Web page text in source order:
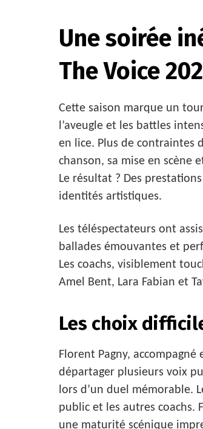
Une soirée
The Voice
Cette saison marque un
l’aveugle et les battles
en lice. Plus de contraintes
chanson, sa mise en scène
Le résultat ? Des
identités artistiques.
Les téléspectateurs ont
ballades émouvantes et
Les coachs, visiblement
Amel Bent, Lara Fabian et
Les choix
Florent Pagny,
départager plusieurs voix
lors d’un duel mémorable.
public et les autres coachs.
une maturité scénique